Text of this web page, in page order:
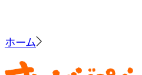
ホーム